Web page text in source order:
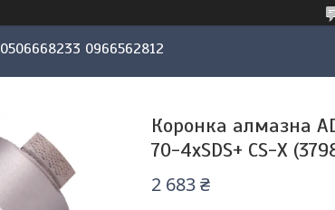
0506668233 0966562812
Коронка алмазна
70-4xSDS+ CS-X
2 683 ₴